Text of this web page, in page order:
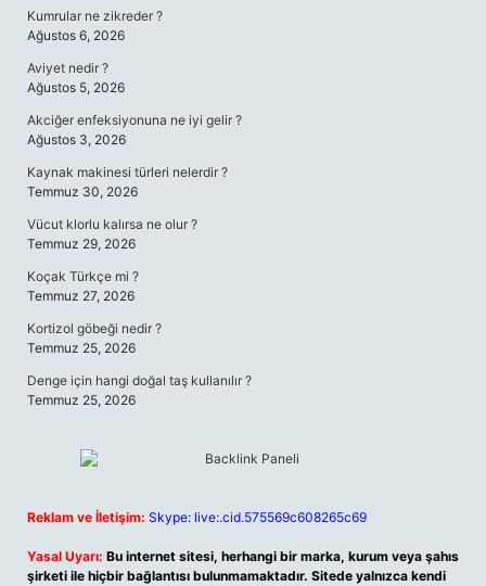
Kumrular ne zikreder ?
Ağustos 6, 2026
Aviyet nedir ?
Ağustos 5, 2026
Akciğer enfeksiyonuna ne iyi gelir ?
Ağustos 3, 2026
Kaynak makinesi türleri nelerdir ?
Temmuz 30, 2026
Vücut klorlu kalırsa ne olur ?
Temmuz 29, 2026
Koçak Türkçe mi ?
Temmuz 27, 2026
Kortizol göbeği nedir ?
Temmuz 25, 2026
Denge için hangi doğal taş kullanılır ?
Temmuz 25, 2026
Reklam ve İletişim: Skype: live:.cid.575569c608265c69
Yasal Uyarı: Bu internet sitesi, herhangi bir marka, kurum veya şahıs
şirketi ile hiçbir bağlantısı bulunmamaktadır. Sitede yalnızca kendi